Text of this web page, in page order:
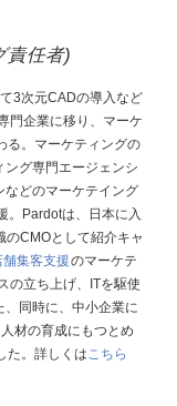
責任者)
3次元CADの導入など
門企業に移り、マーケ
る。マーケティングの
グ専門エージェンシ
どのマーケテイング
。Pardotは、日本に入
のCMOとして紹介キャ
舗集客支援のマーケテ
の立ち上げ、ITを駆使
同時に、中小企業に
材の育成にもつとめ
た。詳しくは こちら